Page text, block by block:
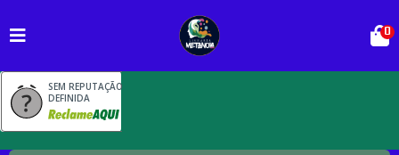
SEM REPUTAÇÃO
DEFINIDA
0